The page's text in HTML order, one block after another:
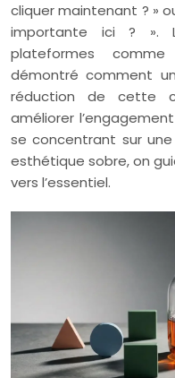
cliquer maintenant ? »
importante ici ? ».
plateformes
démontré comment
réduction de cette
améliorer
se concentrant sur
esthétique sobre, on
vers l’essentiel.